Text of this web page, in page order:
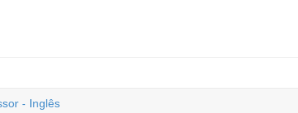
- Inglês